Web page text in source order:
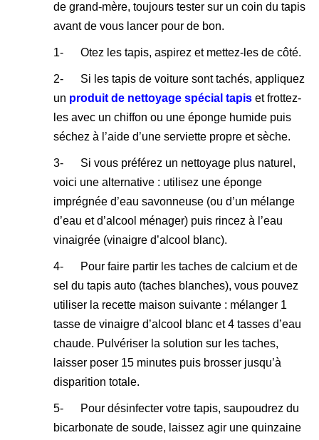
de grand-mère, toujours tester sur un coin du tapis
avant de vous lancer pour de bon.
1- Otez les tapis, aspirez et mettez-les de côté.
2- Si les tapis de voiture sont tachés, appliquez
un produit de nettoyage spécial tapis et frottez-
les avec un chiffon ou une éponge humide puis
séchez à l’aide d’une serviette propre et sèche.
3- Si vous préférez un nettoyage plus naturel,
voici une alternative : utilisez une éponge
imprégnée d’eau savonneuse (ou d’un mélange
d’eau et d’alcool ménager) puis rincez à l’eau
vinaigrée (vinaigre d’alcool blanc).
4- Pour faire partir les taches de calcium et de
sel du tapis auto (taches blanches), vous pouvez
utiliser la recette maison suivante : mélanger 1
tasse de vinaigre d’alcool blanc et 4 tasses d’eau
chaude. Pulvériser la solution sur les taches,
laisser poser 15 minutes puis brosser jusqu’à
disparition totale.
5- Pour désinfecter votre tapis, saupoudrez du
bicarbonate de soude, laissez agir une quinzaine